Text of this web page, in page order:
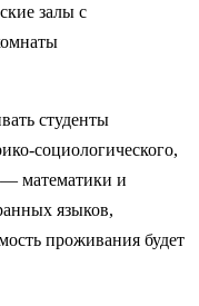
залы с
студенты
социологического,
— математики и
языков,
проживания будет